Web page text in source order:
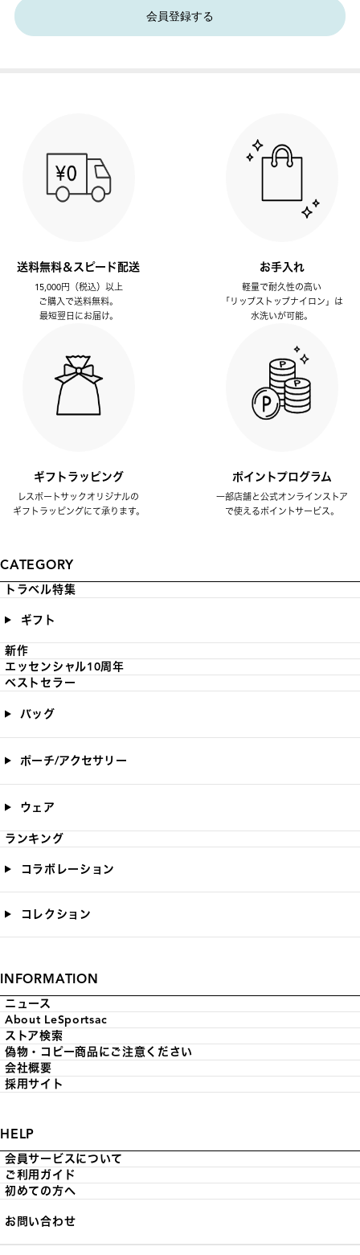
会員登録する
送料無料＆スピード配送
15,000円（税込）以上
ご購入で送料無料。
最短翌日にお届け。
お手入れ
軽量で耐久性の高い
「リップストップナイロン」は
水洗いが可能。
ギフトラッピング
レスポートサックオリジナルの
ギフトラッピングにて承ります。
ポイントプログラム
一部店舗と公式オンラインストア
で使えるポイントサービス。
CATEGORY
トラベル特集
ギフト
新作
エッセンシャル10周年
ベストセラー
バッグ
ポーチ/アクセサリー
ウェア
ランキング
コラボレーション
コレクション
INFORMATION
ニュース
About LeSportsac
ストア検索
偽物・コピー商品にご注意ください
会社概要
採用サイト
HELP
会員サービスについて
ご利用ガイド
初めての方へ
お問い合わせ